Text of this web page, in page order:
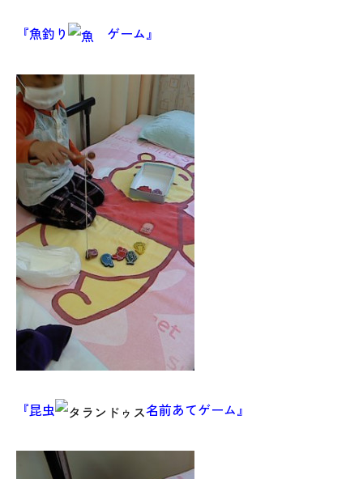
移住と暮らし相談
資料請求
お問い合わせ
本社
025-552-0456 (本社)
『魚釣り ゲーム』
『昆虫 名前あてゲーム』